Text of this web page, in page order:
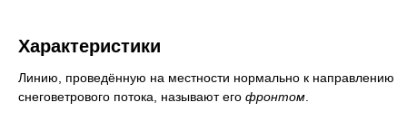
Характеристики
Линию, проведённую на местности нормально к направлению
снеговетрового потока, называют его фронтом